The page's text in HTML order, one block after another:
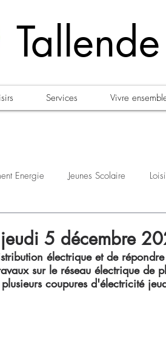
Tallende
Services Vivre
Energie Jeunes Scolaire
5 décembre
électrique et de
sur le réseau électrique de
coupures d'électricité